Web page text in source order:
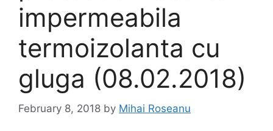
impermeabila
termoizolanta cu
gluga (08.02.2018)
February 8, 2018 by Mihai Roseanu